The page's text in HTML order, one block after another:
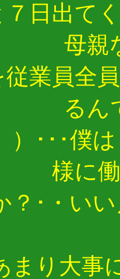
７日出て
母親
業員全
るん
）･･･僕
様に
？･・い
まり大事